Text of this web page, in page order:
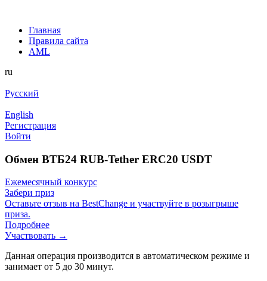
Главная
Правила сайта
AML
ru
Русский
English
Регистрация
Войти
Обмен ВТБ24 RUB-Tether ERC20 USDT
Ежемесячный конкурс
Забери приз
Оставьте отзыв на BestChange и участвуйте в розыгрыше
приза.
Подробнее
Участвовать →
Данная операция производится в автоматическом режиме и
занимает от 5 до 30 минут.